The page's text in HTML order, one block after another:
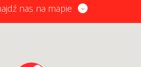
nas na mapie